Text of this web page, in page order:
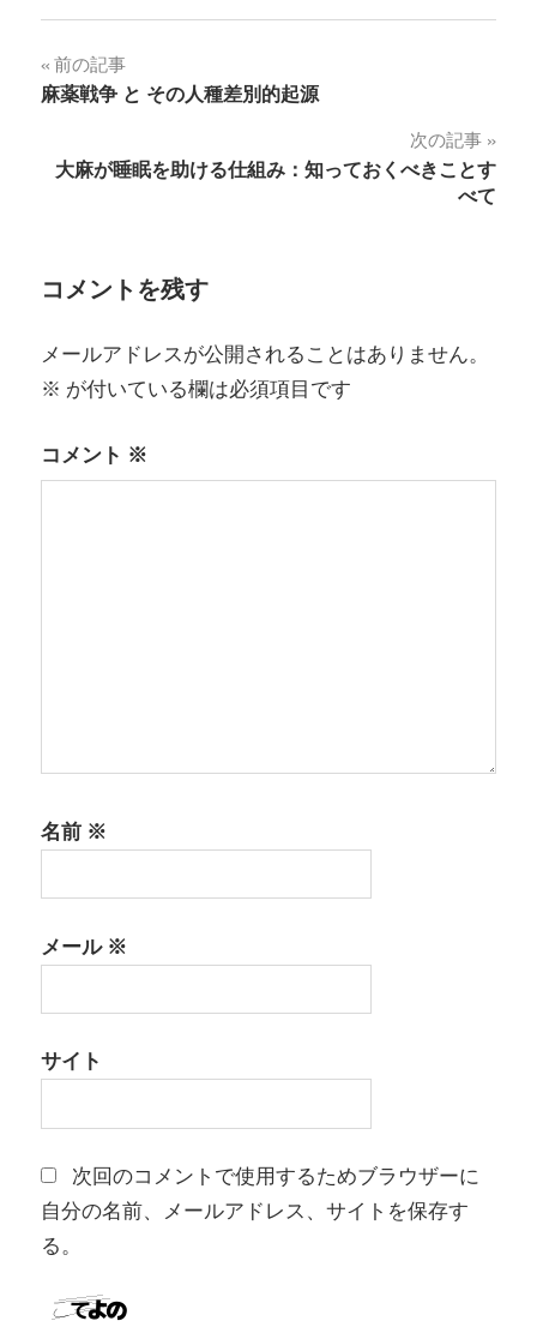
投
稿
ナ
ー
シ
ョ
ン
前の記事
麻薬戦争 と その人種差別的起源
次の記事
大麻が睡眠を助ける仕組み：知っておくべきことす
べて
コメントを残す
メールアドレスが公開されることはありません。
※ が付いている欄は必須項目です
コメント ※
名前 ※
メール※
サイト
次回のコメントで使用するためブラウザーに
自分の名前、メールアドレス、サイトを保存す
る。